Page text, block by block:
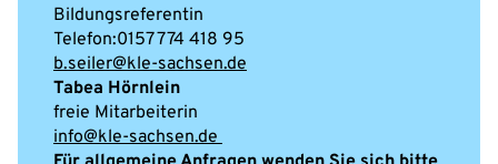
Bildungsreferentin
0157 774 418 95
b.seiler@kle-sachsen.de
Tabea Hörnlein
freie Mitarbeiterin
info@kle-sachsen.de